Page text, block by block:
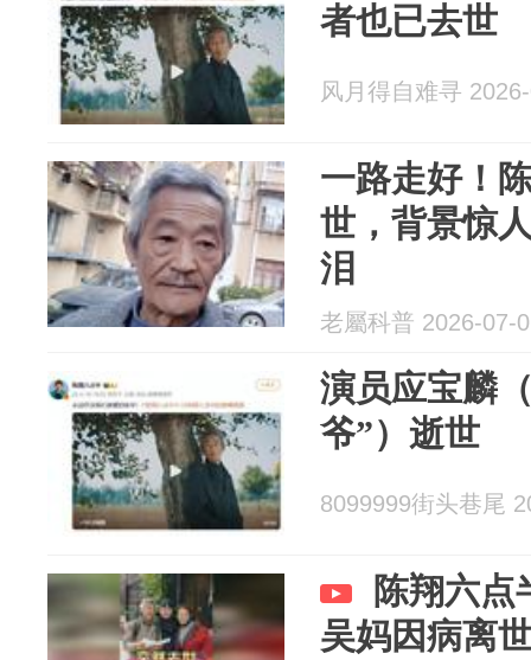
者也已去世
风月得自难寻
一路走好！
世，背景惊
泪
老屬科普 2026-07-
演员应宝麟
爷”）逝世
8099999街头巷尾
陈翔六点
吴妈因病离